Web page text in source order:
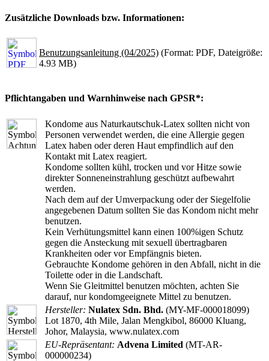
Zusätzliche Downloads bzw. Informationen:
Benutzungsanleitung (04/2025) (Format: PDF, Dateigröße:
4.93 MB)
Pflichtangaben und Warnhinweise nach GPSR*:
Kondome aus Naturkautschuk-Latex sollten nicht von
Personen verwendet werden, die eine Allergie gegen
Latex haben oder deren Haut empfindlich auf den
Kontakt mit Latex reagiert.
Kondome sollten kühl, trocken und vor Hitze sowie
direkter Sonneneinstrahlung geschützt aufbewahrt
werden.
Nach dem auf der Umverpackung oder der Siegelfolie
angegebenen Datum sollten Sie das Kondom nicht mehr
benutzen.
Kein Verhütungsmittel kann einen 100%igen Schutz
gegen die Ansteckung mit sexuell übertragbaren
Krankheiten oder vor Empfängnis bieten.
Gebrauchte Kondome gehören in den Abfall, nicht in die
Toilette oder in die Landschaft.
Wenn Sie Gleitmittel benutzen möchten, achten Sie
darauf, nur kondomgeeignete Mittel zu benutzen.
Hersteller: Nulatex Sdn. Bhd. (MY-MF-000018099)
Lot 1870, 4th Mile, Jalan Mengkibol, 86000 Kluang,
Johor, Malaysia, www.nulatex.com
EU-Repräsentant: Advena Limited (MT-AR-
000000234)